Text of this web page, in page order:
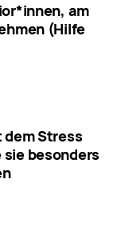
am
(Hilfe
Stress
sie besonders